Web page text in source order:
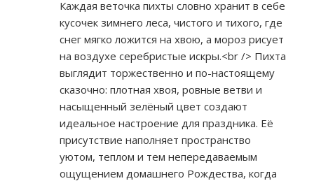
Каждая веточка пихты словно хранит в себе
кусочек зимнего леса, чистого и тихого, где
снег мягко ложится на хвою, а мороз рисует
на воздухе серебристые искры.<br /> Пихта
выглядит торжественно и по-настоящему
сказочно: плотная хвоя, ровные ветви и
насыщенный зелёный цвет создают
идеальное настроение для праздника. Её
присутствие наполняет пространство
уютом, теплом и тем непередаваемым
ощущением домашнего Рождества, когда